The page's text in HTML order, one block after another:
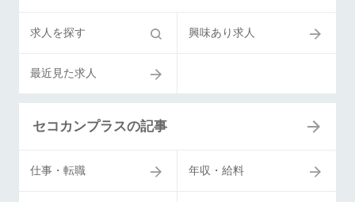
求人を探す 興味あり求人
最近見た求人
セコカンプラスの記事
仕事・転職 年収・給料